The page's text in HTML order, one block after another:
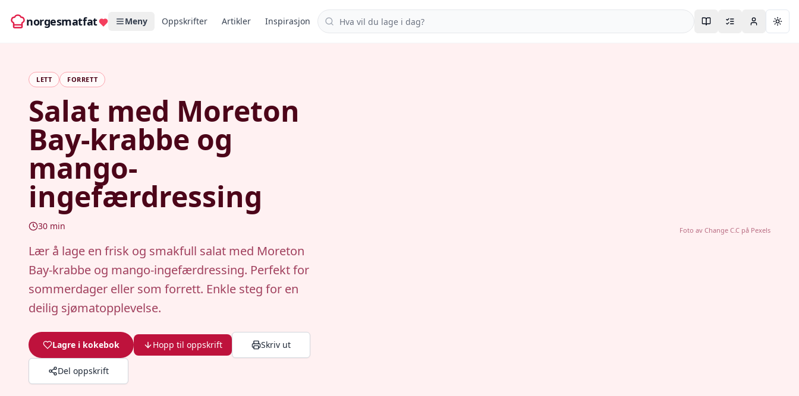
norgesmatfat Meny Oppskrifter Artikler Inspirasjon Søk i oppskrifter
LETT FORRETT
Salat med Moreton
Bay-krabbe og
mango-
ingefærdressing
30 min
Lær å lage en frisk og smakfull salat med Moreton
Bay-krabbe og mango-ingefærdressing. Perfekt for
sommerdager eller som forrett. Enkle steg for en
deilig sjømatopplevelse.
Lagre i kokebok Hopp til oppskrift Skriv ut
Del oppskrift
Foto av Change C.Cpå Pexels